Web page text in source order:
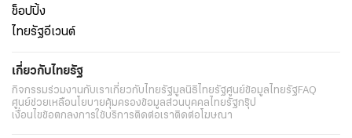
ช็อปปิ้ง
ไทยรัฐอีเวนต์
เกี่ยวกับไทยรัฐ
กิจกรรมร่วมงานกับเราเกี่ยวกับไทยรัฐมูลนิธิไทยรัฐศูนย์ข้อมูลไทยรัฐFAQ
ศูนย์ช่วยเหลือนโยบายคุ้มครองข้อมูลส่วนบุคคลไทยรัฐกรุ๊ป
เงื่อนไขข้อตกลงการใช้บริการติดต่อเราติดต่อโฆษณา